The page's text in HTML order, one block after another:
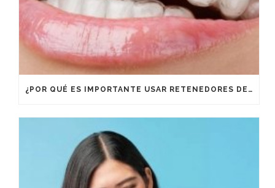
¿POR QUÉ ES IMPORTANTE USAR RETENEDORES DESPUÉS DE UN TRATAMIENTO DE ORTODONCIA?